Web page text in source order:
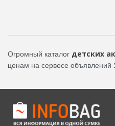
Огромный каталог детских
ценам на сервесе объявлений